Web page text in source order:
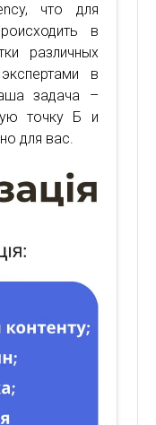
что для
в
различных
в
задача –
точку Б и
для вас.